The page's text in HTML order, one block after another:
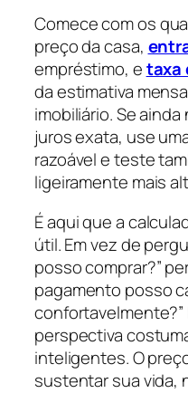
Comece com os
preço da casa,
empréstimo, etaxa
da estimativa
imobiliário. Se
juros exata, use
razoável e teste
ligeiramente mais
É aqui que a
útil. Em vez de
posso comprar?”
pagamento posso
perspectiva
inteligentes. O
sustentar sua vida,